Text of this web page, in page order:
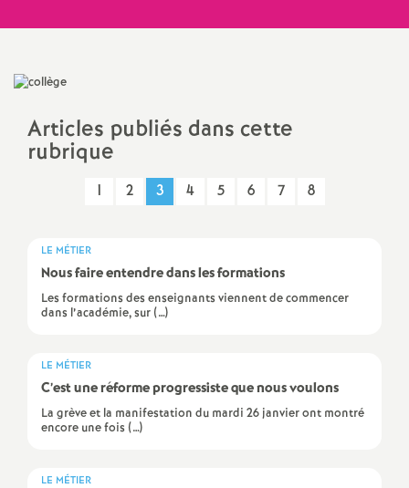
N
t
o
n
Articles publiés dans cette
rubrique
1 2 3 4 5 6 7 8
LE MÉTIER
Nous faire entendre dans les formations
Les formations des enseignants viennent de commencer
dans l’académie, sur (…)
LE MÉTIER
C’est une réforme progressiste que nous voulons
La grève et la manifestation du mardi 26 janvier ont montré
encore une fois (…)
LE MÉTIER